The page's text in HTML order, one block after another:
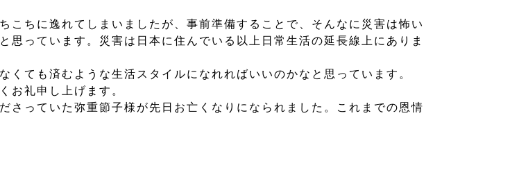
ちに逸れてしまいましたが、事前準備することで、そんなに災害は怖い
思っています。災害は日本に住んでいる以上日常生活の延長線上にありま
ても済むような生活スタイルになれればいいのかなと思っています。
お礼申し上げます。
さっていた弥重節子様が先日お亡くなりになられました。これまでの恩情